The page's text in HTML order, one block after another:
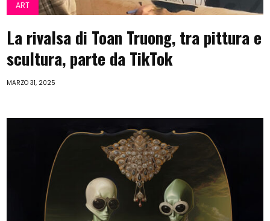
ART
La rivalsa di Toan Truong, tra pittura e
scultura, parte da TikTok
MARZO 31, 2025